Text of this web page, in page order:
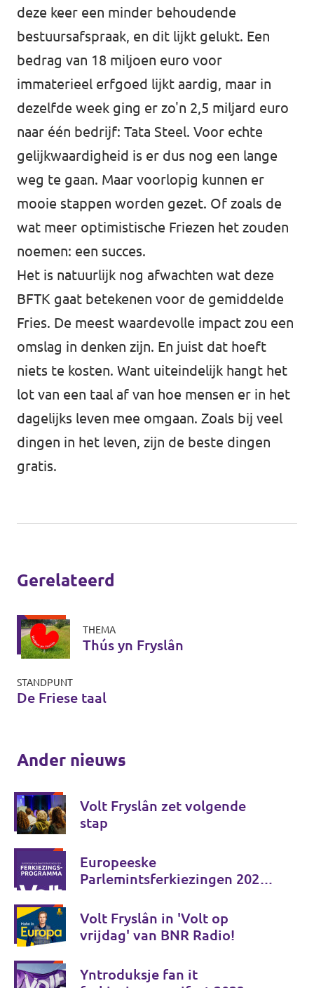
deze keer een minder behoudende
bestuursafspraak, en dit lijkt gelukt. Een
bedrag van 18 miljoen euro voor
immaterieel erfgoed lijkt aardig, maar in
dezelfde week ging er zo'n 2,5 miljard euro
naar één bedrijf: Tata Steel. Voor echte
gelijkwaardigheid is er dus nog een lange
weg te gaan. Maar voorlopig kunnen er
mooie stappen worden gezet. Of zoals de
wat meer optimistische Friezen het zouden
noemen: een succes.
Het is natuurlijk nog afwachten wat deze
BFTK gaat betekenen voor de gemiddelde
Fries. De meest waardevolle impact zou een
omslag in denken zijn. En juist dat hoeft
niets te kosten. Want uiteindelijk hangt het
lot van een taal af van hoe mensen er in het
dagelijks leven mee omgaan. Zoals bij veel
dingen in het leven, zijn de beste dingen
gratis.
Gerelateerd
THEMA
Thús yn Fryslân
STANDPUNT
De Friese taal
Ander nieuws
Volt Fryslân zet volgende
stap
Europeeske
Parlemintsferkiezingen 2024 -
Volt Fryslân in 'Volt op
vrijdag' van BNR Radio!
Yntroduksje fan it